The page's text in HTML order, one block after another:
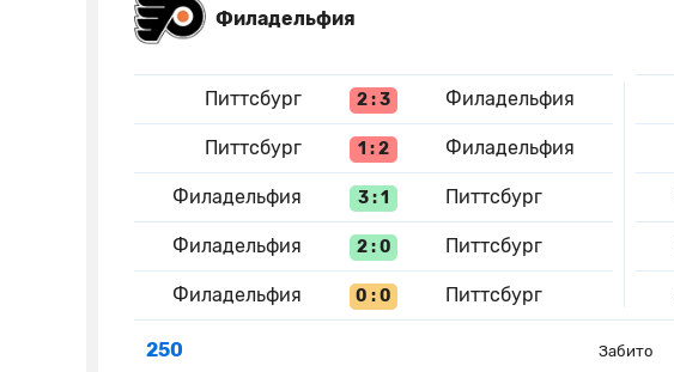
Филадельфия
Питтсбург 2 : 3 Филадельфия
Питтсбург 1 : 2 Филадельфия
Филадельфия 3 : 1 Питтсбург
Филадельфия 2 : 0 Питтсбург
Филадельфия 0 : 0 Питтсбург
250 Забито